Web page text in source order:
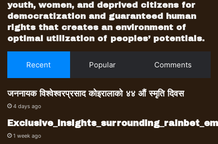
youth, women, and deprived citizens for
democratization and guaranteed human
rights that creates an environment of
optimal utilization of peoples’ potentials.
Recent Popular Comments
जननायक विश्वेश्वरप्रसाद कोइरालाको ४४ औं स्मृति दिवस
4 days ago
1 week ago